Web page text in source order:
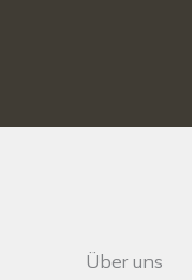
Über uns